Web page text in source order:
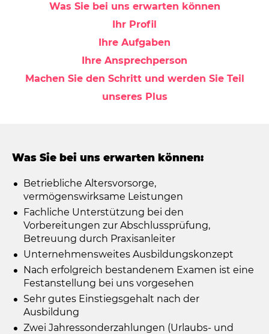
Was Sie bei uns erwarten können
Ihr Profil
Ihre Aufgaben
Ihre Ansprechperson
Machen Sie den Schritt und werden Sie Teil
unseres Plus
Was Sie bei uns erwarten können:
Betriebliche Altersvorsorge,
vermögenswirksame Leistungen
Fachliche Unterstützung bei den
Vorbereitungen zur Abschlussprüfung,
Betreuung durch Praxisanleiter
Unternehmensweites Ausbildungskonzept
Nach erfolgreich bestandenem Examen ist eine
Festanstellung bei uns vorgesehen
Sehr gutes Einstiegsgehalt nach der
Ausbildung
Zwei Jahressonderzahlungen (Urlaubs- und